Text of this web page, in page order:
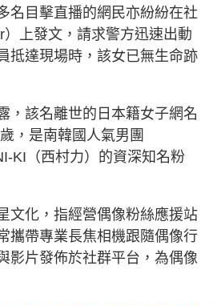
名目擊直播的網民亦紛紛在社
上發文，請求警方迅速出動
抵達現場時，該女已無生命跡
，該名離世的日本籍女子網名
，是南韓國人氣男團
KI（西村力）的資深知名粉
文化，指經營偶像粉絲應援站
攜帶專業長焦相機跟隨偶像行
影片發佈於社群平台，為偶像